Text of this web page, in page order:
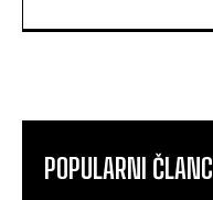
POPULARNI ČLANCI